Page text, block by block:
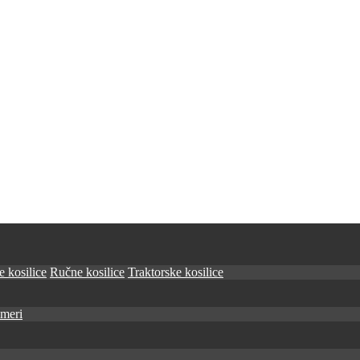
kosilice Ručne kosilice Traktorske kosilice